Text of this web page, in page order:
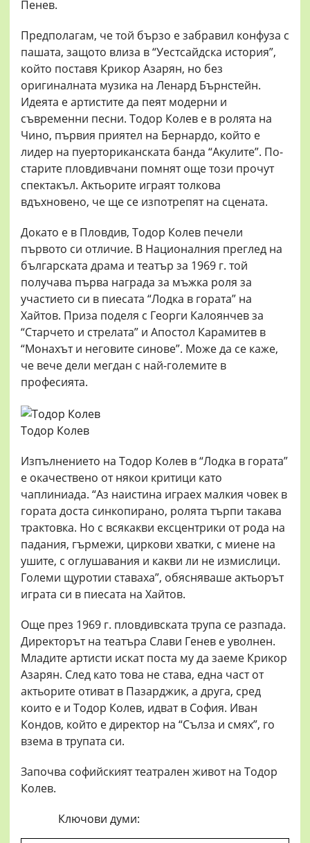
Пенев.
Предполагам, че той бързо е забравил конфуза с
пашата, защото влиза в “Уестсайдска история”,
който поставя Крикор Азарян, но без
оригиналната музика на Ленард Бърнстейн.
Идеята е артистите да пеят модерни и
съвременни песни. Тодор Колев е в ролята на
Чино, първия приятел на Бернардо, който е
лидер на пуерториканската банда “Акулите”. По-
старите пловдивчани помнят още този прочут
спектакъл. Актьорите играят толкова
вдъхновено, че ще се изпотрепят на сцената.
Докато е в Пловдив, Тодор Колев печели
първото си отличие. В Националния преглед на
българската драма и театър за 1969 г. той
получава първа награда за мъжка роля за
участието си в пиесата “Лодка в гората” на
Хайтов. Приза поделя с Георги Калоянчев за
“Старчето и стрелата” и Апостол Карамитев в
“Монахът и неговите синове”. Може да се каже,
че вече дели мегдан с най-големите в
професията.
Тодор Колев
Изпълнението на Тодор Колев в “Лодка в гората”
е окачествено от някои критици като
чаплиниада. “Аз наистина играех малкия човек в
гората доста синкопирано, ролята търпи такава
трактовка. Но с всякакви ексцентрики от рода на
падания, гърмежи, циркови хватки, с миене на
ушите, с оглушавания и какви ли не измислици.
Големи щуротии ставаха”, обясняваше актьорът
играта си в пиесата на Хайтов.
Още през 1969 г. пловдивската трупа се разпада.
Директорът на театъра Слави Генев е уволнен.
Младите артисти искат поста му да заеме Крикор
Азарян. След като това не става, една част от
актьорите отиват в Пазарджик, а друга, сред
които е и Тодор Колев, идват в София. Иван
Кондов, който е директор на “Сълза и смях”, го
взема в трупата си.
Започва софийският театрален живот на Тодор
Колев.
Ключови думи: